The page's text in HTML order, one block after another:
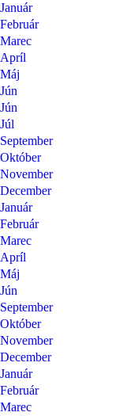
Január
Február
Marec
Apríl
Máj
Jún
Jún
Júl
September
Október
November
December
Január
Február
Marec
Apríl
Máj
Jún
September
Október
November
December
Január
Február
Marec